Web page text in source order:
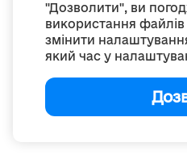
"Дозволити", ви
використання
змінити
який час у